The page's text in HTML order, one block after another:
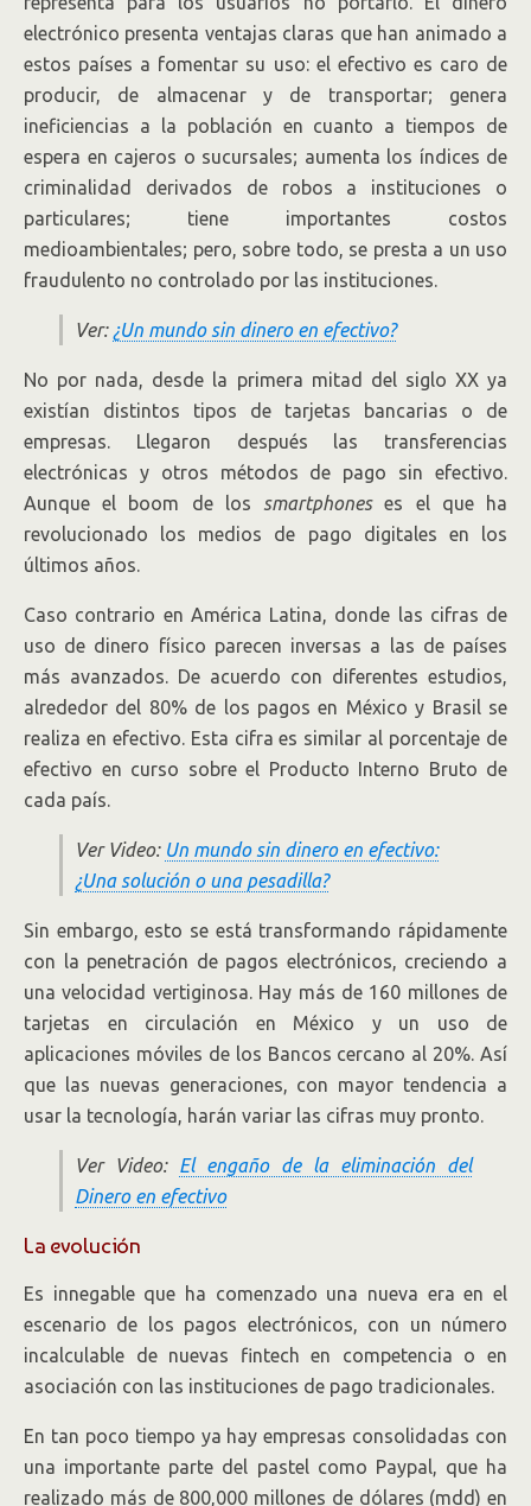
electrónico presenta ventajas claras que han animado a
estos países a fomentar su uso: el efectivo es caro de
producir, de almacenar y de transportar; genera
ineficiencias a la población en cuanto a tiempos de
espera en cajeros o sucursales; aumenta los índices de
criminalidad derivados de robos a instituciones o
particulares; tiene importantes costos
medioambientales; pero, sobre todo, se presta a un uso
fraudulento no controlado por las instituciones.
Ver: ¿Un mundo sin dinero en efectivo?
No por nada, desde la primera mitad del siglo XX ya
existían distintos tipos de tarjetas bancarias o de
empresas. Llegaron después las transferencias
electrónicas y otros métodos de pago sin efectivo.
Aunque el boom de los smartphoneses
el que ha
revolucionado los medios de pago digitales en los
últimos años.
Caso contrario en América Latina, donde las cifras de
uso de dinero físico parecen inversas a las de países
más avanzados. De acuerdo con diferentes estudios,
alrededor del 80% de los pagos en México y Brasil se
realiza en efectivo. Esta cifra es similar al porcentaje de
efectivo en curso sobre el Producto Interno Bruto de
cada país.
Ver Video: Un mundo sin dinero en efectivo:
¿Una solución o una pesadilla?
Sin embargo, esto se está transformando rápidamente
con la penetración de pagos electrónicos, creciendo a
una velocidad vertiginosa. Hay más de 160 millones de
tarjetas en circulación en México y un uso de
aplicaciones móviles de los Bancos cercano al 20%. Así
que las nuevas generaciones, con mayor tendencia a
usar la tecnología, harán variar las cifras muy pronto.
Ver Video: El engaño de la eliminación del
Dinero en efectivo
La evolución
Es innegable que ha comenzado una nueva era en el
escenario de los pagos electrónicos, con un número
incalculable de nuevas fintech en competencia o en
asociación con las instituciones de pago tradicionales.
En tan poco tiempo ya hay empresas consolidadas con
una importante parte del pastel como Paypal, que ha
realizado más de 800,000 millones de dólares (mdd) en